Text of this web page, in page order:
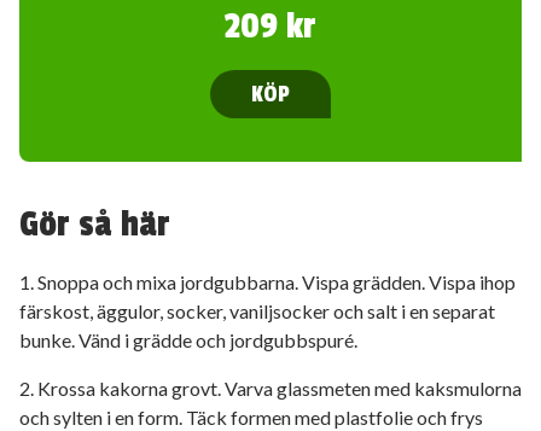
209 kr
KÖP
Gör så här
1. Snoppa och mixa jordgubbarna. Vispa grädden. Vispa ihop
färskost, äggulor, socker, vaniljsocker och salt i en separat
bunke. Vänd i grädde och jordgubbspuré.
2. Krossa kakorna grovt. Varva glassmeten med kaksmulorna
och sylten i en form. Täck formen med plastfolie och frys